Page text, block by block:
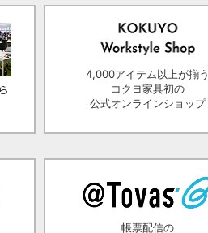
4,000アイテム以上が揃う
コクヨ家具初の
公式オンラインショップ
帳票配信の